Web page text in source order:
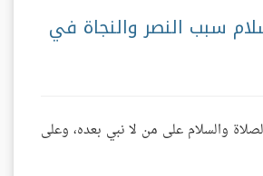
سبب النصر والنجاة في
والسلام على من لا نبي بعده، وعلى